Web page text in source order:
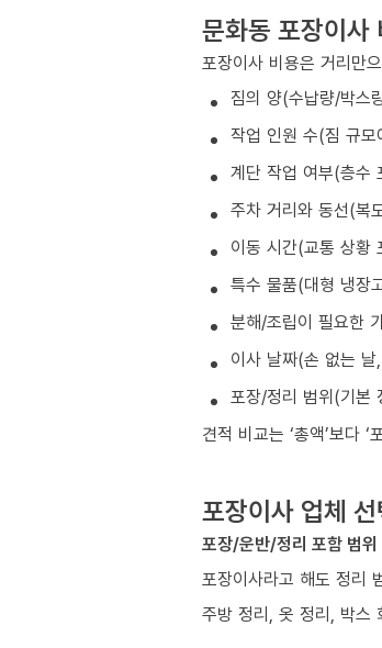
문화동 포장이사
포장이사 비용은 거리만
짐의 양(수납량/박스
작업 인원 수(짐 규모
계단 작업 여부(층수
주차 거리와 동선(복
이동 시간(교통 상황
특수 물품(대형 냉장
분해/조립이 필요한
이사 날짜(손 없는
포장/정리 범위(기본
견적 비교는 ‘총액’보다
포장이사 업체
포장/운반/정리 포함 범위
포장이사라고 해도 정리
주방 정리, 옷 정리, 박스